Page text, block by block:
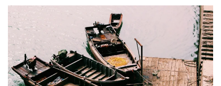
Thế giới đó đây
Câu chuyện quốc tế
Tài chính
Thị trường
Góc doanh nghiệp
Dữ liệu và đời sống
Truyền hình
Phim VTV